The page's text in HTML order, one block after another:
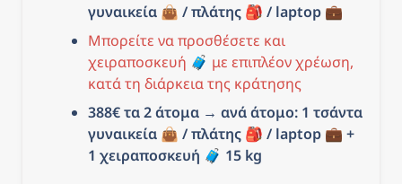
γυναικεία 👜 / πλάτης 🎒 / laptop 💼
Μπορείτε να προσθέσετε και
χειραποσκευή 🧳 με επιπλέον χρέωση,
κατά τη διάρκεια της κράτησης
388€ τα 2 άτομα → ανά άτομο: 1 τσάντα
γυναικεία 👜 / πλάτης 🎒 / laptop 💼 +
1 χειραποσκευή 🧳 15 kg